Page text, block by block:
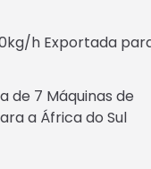
h Exportada
de 7 Máquinas de
a África do Sul